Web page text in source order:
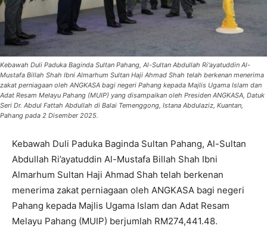
Kebawah Duli Paduka Baginda Sultan Pahang, Al-Sultan Abdullah Ri'ayatuddin Al-
Mustafa Billah Shah Ibni Almarhum Sultan Haji Ahmad Shah telah berkenan menerima
zakat perniagaan oleh ANGKASA bagi negeri Pahang kepada Majlis Ugama Islam dan
Adat Resam Melayu Pahang (MUIP) yang disampaikan oleh Presiden ANGKASA, Datuk
Seri Dr. Abdul Fattah Abdullah di Balai Temenggong, Istana Abdulaziz, Kuantan,
Pahang pada 2 Disember 2025.
Kebawah Duli Paduka Baginda Sultan Pahang, Al-Sultan
Abdullah Ri’ayatuddin Al-Mustafa Billah Shah Ibni
Almarhum Sultan Haji Ahmad Shah telah berkenan
menerima zakat perniagaan oleh ANGKASA bagi negeri
Pahang kepada Majlis Ugama Islam dan Adat Resam
Melayu Pahang (MUIP) berjumlah RM274,441.48.